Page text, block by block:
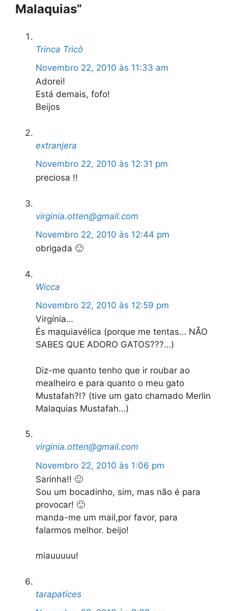
Malaquias”
Trinca Tricô
Novembro 22, 2010 às 11:33 am
Adorei!
Está demais, fofo!
Beijos
extranjera
Novembro 22, 2010 às 12:31 pm
preciosa !!
virginia.otten@gmail.com
Novembro 22, 2010 às 12:44 pm
obrigada 🙂
Wicca
Novembro 22, 2010 às 12:59 pm
Virgínia…
És maquiavélica (porque me tentas… NÃO
SABES QUE ADORO GATOS???…)
Diz-me quanto tenho que ir roubar ao
mealheiro e para quanto o meu gato
Mustafah?!? (tive um gato chamado Merlin
Malaquias Mustafah…)
virginia.otten@gmail.com
Novembro 22, 2010 às 1:06 pm
Sarinha!! 🙂
Sou um bocadinho, sim, mas não é para
provocar! 🙂
manda-me um mail,por favor, para
falarmos melhor. beijo!
miauuuuu!
tarapatices